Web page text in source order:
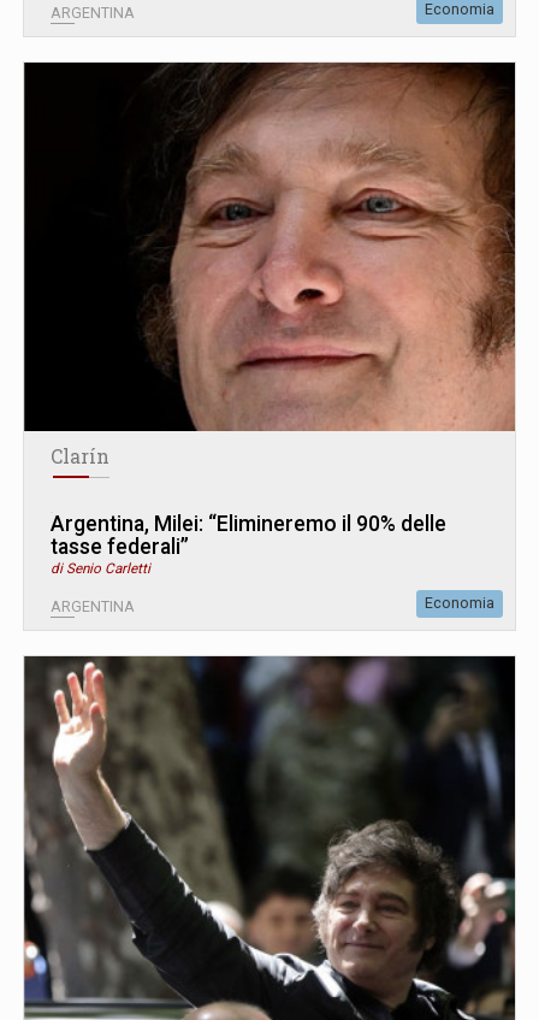
ARGENTINA Economia
Clarín
Argentina, Milei: “Elimineremo il 90% delle
tasse federali”
di Senio Carletti
ARGENTINA Economia